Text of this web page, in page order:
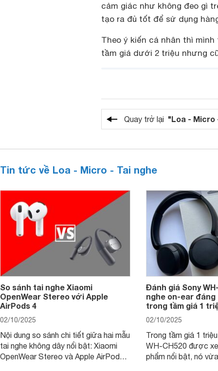
cảm giác như không đeo gì
tạo ra đủ tốt để sử dụng
Theo ý kiến cá nhân thì
tầm giá dưới 2 triệu nhưng
Quay trở lại "Loa - Micro
Tin tức về Loa - Micro - Tai nghe
So sánh tai nghe Xiaomi
OpenWear Stereo với Apple
AirPods 4
02/10/2025
Nội dung so sánh chi tiết giữa hai mẫu
tai nghe không dây nổi bật: Xiaomi
OpenWear Stereo và Apple AirPods 4
Đánh giá Sony
nghe on-ear đáng
trong tầm giá 1
02/10/2025
Trong tầm giá 1
WH-CH520 được
phẩm nổi bật, nó